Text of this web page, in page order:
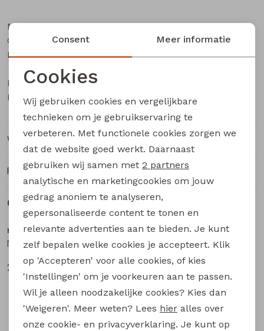
Bermuda's
Piraat broeken
Lange broeken
Rokken
Merk
name it
Categorie
Baby meisjes lange broek
Leverancierscode NMFBELLA SKATER DES JEANS
Bestelcode
633000461
Kleur
Blue
Winkelvoorraad
Ruilen en retourneren
Gerelateerde producten
name it
NMFROSE WIDE AOP JEANS 4044-ON NOOS baby meisjes lange broek Blue
29,99
name it
26,99
Noodzakelijke cookies
Analytische cookies
Marketing cookies
Consent Meer informatie
Cookies
Wij gebruiken cookies en vergelijkbare
technieken om je gebruikservaring te
verbeteren. Met functionele cookies zorgen we
dat de website goed werkt. Daarnaast
gebruiken wij samen met 2 partners
analytische en marketingcookies om jouw
gedrag anoniem te analyseren,
gepersonaliseerde content te tonen en
relevante advertenties aan te bieden. Je kunt
zelf bepalen welke cookies je accepteert. Klik
op 'Accepteren' voor alle cookies, of kies
'Instellingen' om je voorkeuren aan te passen.
Wil je alleen noodzakelijke cookies? Kies dan
'Weigeren'. Meer weten? Lees hier alles over
onze cookie- en privacyverklaring. Je kunt op